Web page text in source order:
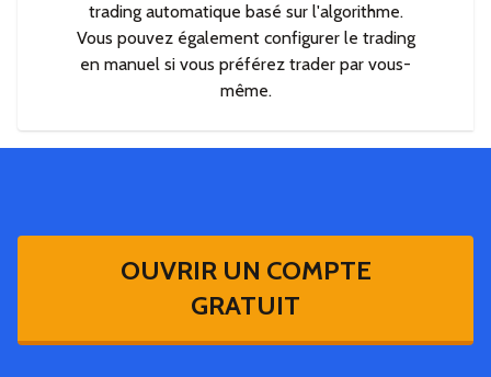
trading automatique basé sur l'algorithme.
Vous pouvez également configurer le trading
en manuel si vous préférez trader par vous-
même.
OUVRIR UN COMPTE
GRATUIT